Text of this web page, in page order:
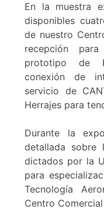
En la muestra
disponibles
de nuestro
recepción
prototipo de
conexión de
servicio de
Herrajes para
Durante la
detallada sobre
dictados por la
para
Tecnología
Centro